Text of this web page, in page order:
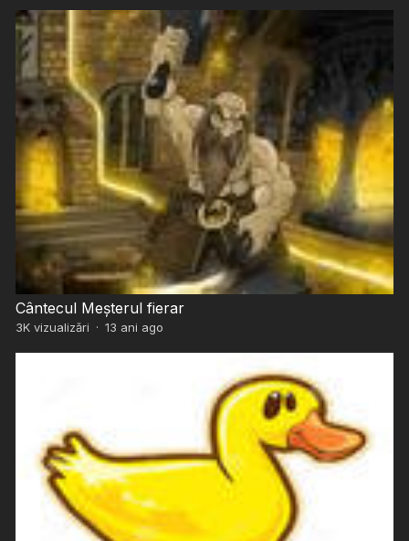
Cântecul Meșterul fierar
3Kvizualizări · 13 ani ago